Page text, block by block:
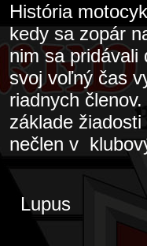
História
kedy sa zopár
nim sa
svoj voľný čas
riadnych
základe
nečlen v
Lupus